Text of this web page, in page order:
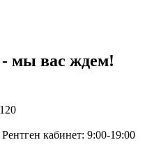
- мы вас ждем!
кабинет: 9:00-19:00